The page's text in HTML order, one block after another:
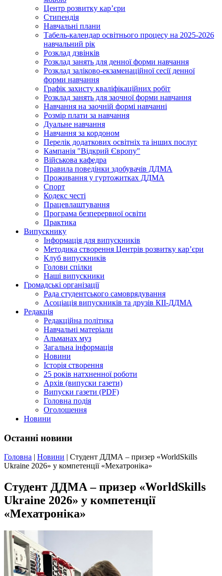
Центр розвитку кар’єри
Стипендія
Навчальні плани
Табель-календар освітнього процесу на 2025-2026
навчальний рік
Розклад дзвінків
Розклад занять для денної форми навчання
Розклад заліково-екзаменаційної сесії денної
форми навчання
Графік захисту кваліфікаційних робіт
Розклад занять для заочної форми навчання
Навчання на заочній формі навчанні
Розмір плати за навчання
Дуальне навчання
Навчання за кордоном
Перелік додаткових освітніх та інших послуг
Кампанія "Відкрий Європу"
Військова кафедра
Правила поведінки здобувачів ДДМА
Проживання у гуртожитках ДДМА
Спорт
Кодекс честі
Працевлаштування
Програма безперервної освіти
Практика
Випускнику
Інформація для випускників
Методика створення Центрів розвитку кар’єри
Клуб випускників
Голови спілки
Наші випускники
Громадські організації
Рада студентського самоврядування
Асоціація випускників та друзів КІІ-ДДМА
Редакція
Редакційна політика
Навчальні матеріали
Альманах муз
Загальна інформація
Новини
Історія створення
25 років натхненної роботи
Архів (випуски газети)
Випуски газети (PDF)
Головна подія
Оголошення
Новини
Останні новини
Головна | Новини | Студент ДДМА – призер «WorldSkills
Ukraine 2026» у компетенції «Мехатроніка»
Студент ДДМА – призер «WorldSkills
Ukraine 2026» у компетенції
«Мехатроніка»